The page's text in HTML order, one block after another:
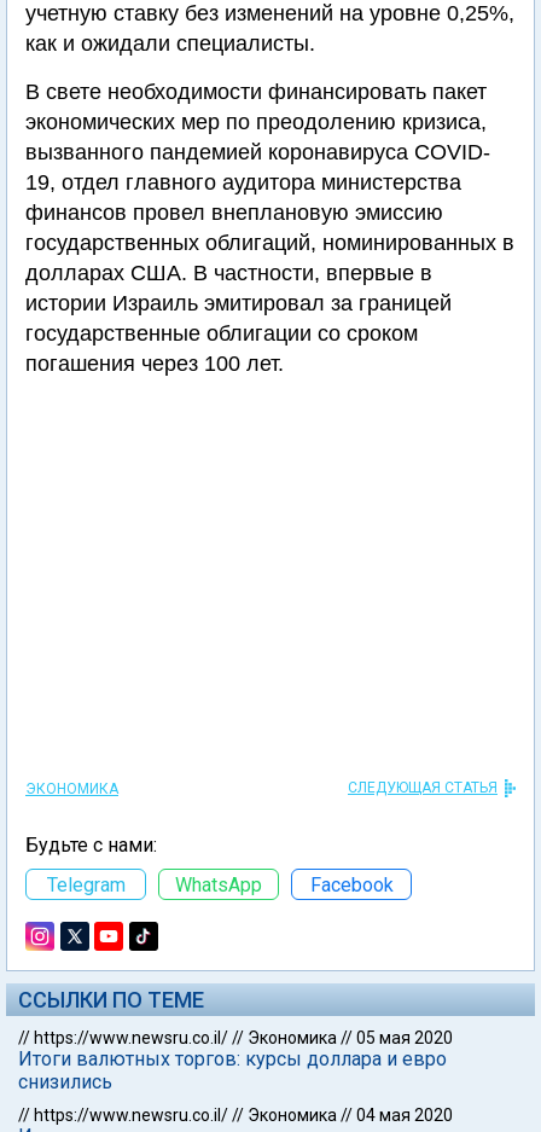
учетную ставку без изменений на уровне 0,25%,
как и ожидали специалисты.
В свете необходимости финансировать пакет
экономических мер по преодолению кризиса,
вызванного пандемией коронавируса COVID-
19, отдел главного аудитора министерства
финансов провел внеплановую эмиссию
государственных облигаций, номинированных в
долларах США. В частности, впервые в
истории Израиль эмитировал за границей
государственные облигации со сроком
погашения через 100 лет.
ЭКОНОМИКА СЛЕДУЮЩАЯ СТАТЬЯ
Будьте с нами:
Telegram
WhatsApp Facebook
ССЫЛКИ ПО ТЕМЕ
// https://www.newsru.co.il/// Экономика //05 мая 2020
Итоги валютных торгов: курсы доллара и евро
снизились
// https://www.newsru.co.il/// Экономика //04 мая 2020